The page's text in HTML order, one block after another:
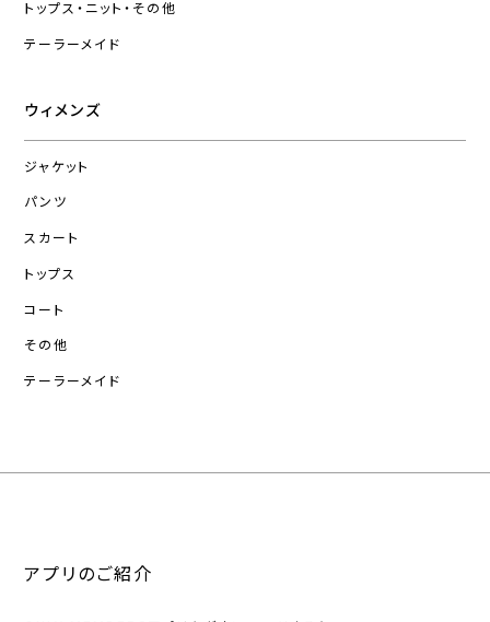
トップス・ニット・その他
テーラーメイド
ウィメンズ
ジャケット
パンツ
スカート
トップス
コート
その他
テーラーメイド
アプリのご紹介